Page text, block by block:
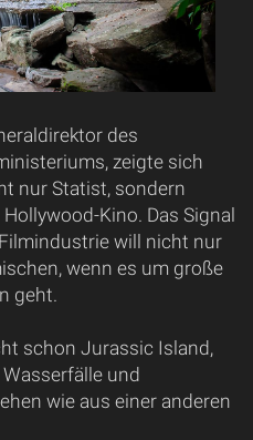
des
zeigte sich
nur Statist, sondern
Kino. Das Signal
will nicht nur
wenn es um große
geht.
schon Jurassic Island,
und
wie aus einer anderen